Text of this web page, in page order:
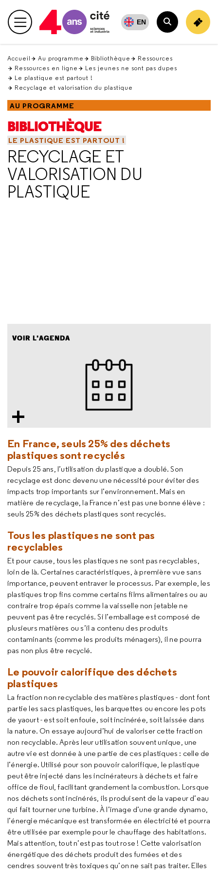
en
haut Menu principal EN
Rechercher
Accueil Au programme Bibliothèque
Ressources
Ressources en ligne
Les jeunes ne sont pas dupes
Le plastique est partout !
Recyclage et valorisation du plastique
AU PROGRAMME
BIBLIOTHÈQUE
LE PLASTIQUE EST PARTOUT !
RECYCLAGE ET
VALORISATION DU
PLASTIQUE
VOIR L'AGENDA
En France, seuls 25% des déchets
plastiques sont recyclés
Depuis 25 ans, l’utilisation du plastique a doublé. Son
recyclage est donc devenu une nécessité pour éviter des
impacts trop importants sur l’environnement. Mais en
matière de recyclage, la France n’est pas une bonne élève :
seuls 25% des déchets plastiques sont recyclés.
Tous les plastiques ne sont pas
recyclables
Et pour cause, tous les plastiques ne sont pas recyclables,
loin de là. Certaines caractéristiques, à première vue sans
importance, peuvent entraver le processus. Par exemple, les
plastiques trop fins comme certains films alimentaires ou au
contraire trop épais comme la vaisselle non jetable ne
peuvent pas être recyclés. Si l’emballage est composé de
plusieurs matières ou s’il a contenu des produits
contaminants (comme les produits ménagers), il ne pourra
pas non plus être recyclé.
Le pouvoir calorifique des déchets
plastiques
La fraction non recyclable des matières plastiques - dont font
partie les sacs plastiques, les barquettes ou encore les pots
de yaourt - est soit enfouie, soit incinérée, soit laissée dans
la nature. On essaye aujourd’hui de valoriser cette fraction
non recyclable. Après leur utilisation souvent unique, une
autre vie est donnée à une partie de ces plastiques : celle de
l’énergie. Utilisé pour son pouvoir calorifique, le plastique
peut être injecté dans les incinérateurs à déchets et faire
office de fioul, facilitant grandement la combustion. Lorsque
nos déchets sont incinérés, ils produisent de la vapeur d’eau
qui fait tourner une turbine. À l’image d’une grande dynamo,
l’énergie mécanique est transformée en électricité et pourra
être utilisée par exemple pour le chauffage des habitations.
Mais attention, tout n’est pas tout rose ! Cette valorisation
énergétique des déchets produit des fumées et des
cendres souvent très toxiques qu’on ne sait pas traiter. Elles